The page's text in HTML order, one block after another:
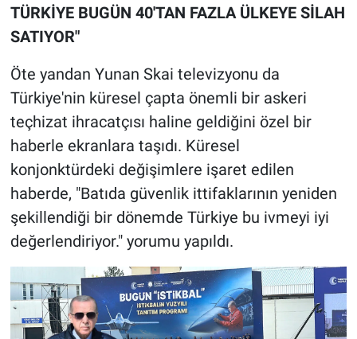
TÜRKİYE BUGÜN 40'TAN FAZLA ÜLKEYE SİLAH
SATIYOR"
Öte yandan Yunan Skai televizyonu da
Türkiye'nin küresel çapta önemli bir askeri
teçhizat ihracatçısı haline geldiğini özel bir
haberle ekranlara taşıdı. Küresel
konjonktürdeki değişimlere işaret edilen
haberde, "Batıda güvenlik ittifaklarının yeniden
şekillendiği bir dönemde Türkiye bu ivmeyi iyi
değerlendiriyor." yorumu yapıldı.